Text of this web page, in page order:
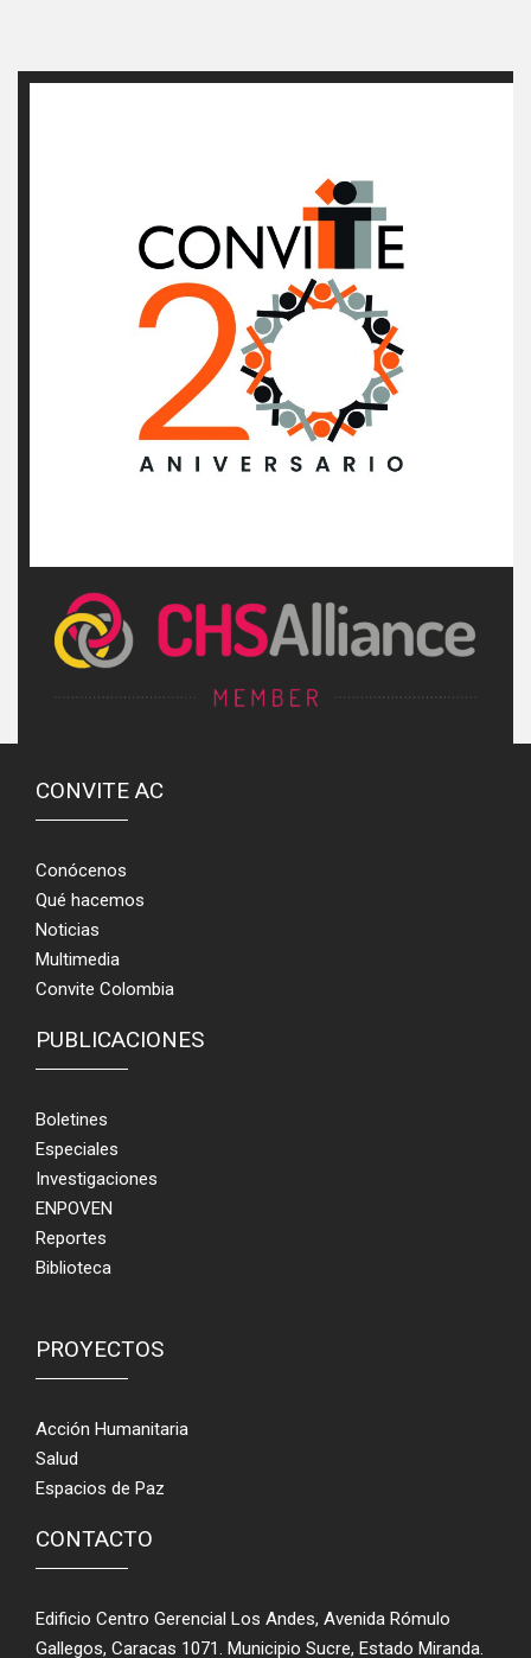
CONVITE AC
Conócenos
Qué hacemos
Noticias
Multimedia
Convite Colombia
PUBLICACIONES
Boletines
Especiales
Investigaciones
ENPOVEN
Reportes
Biblioteca
PROYECTOS
Acción Humanitaria
Salud
Espacios de Paz
CONTACTO
Edificio Centro Gerencial Los Andes, Avenida Rómulo
Gallegos, Caracas 1071. Municipio Sucre, Estado Miranda.